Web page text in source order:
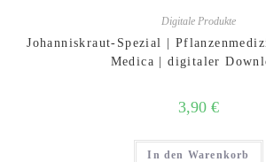
Digitale Produkte
Johanniskraut-Spezial |
Medica | digitaler
3,90 €
In den Warenkorb